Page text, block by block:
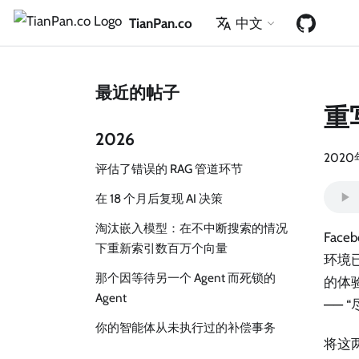
TianPan.co 中文
最近的帖子
2026
评估了错误的 RAG 管道环节
在 18 个月后复现 AI 决策
淘汰嵌入模型：在不中断搜索的情况
下重新索引数百万个向量
那个因等待另一个 Agent 而死锁的
Agent
你的智能体从未执行过的补偿事务
重
2020
环境
的体
—— “
将这